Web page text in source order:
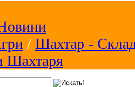
/ Шахтар -
Шахтаря